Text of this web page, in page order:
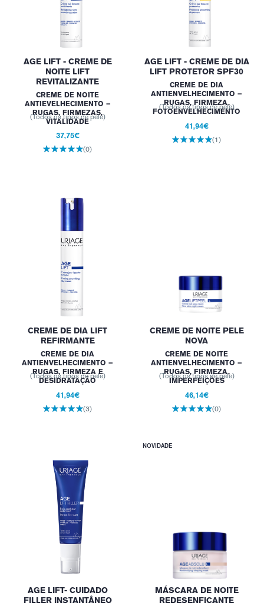
AGE LIFT - CREME DE
NOITE LIFT
REVITALIZANTE
CREME DE NOITE
ANTIEVELHECIMENTO –
RUGAS, FIRMEZAS,
VITALIDADE
(Todos os tipos de pele)
37,75€
(0)
AGE LIFT - CREME DE DIA
LIFT PROTETOR SPF30
CREME DE DIA
ANTIENVELHECIMENTO –
RUGAS, FIRMEZA,
FOTOENVELHECIMENTO
(Todos os tipos de pele)
41,94€
(1)
CREME DE DIA LIFT
REFIRMANTE
CREME DE DIA
ANTIENVELHECIMENTO –
RUGAS, FIRMEZA E
DESIDRATAÇÃO
(Todos os tipos de pele)
41,94€
(3)
CREME DE NOITE PELE
NOVA
CREME DE NOITE
ANTIENVELHECIMENTO –
RUGAS, FIRMEZA,
IMPERFEIÇÕES
(Todos os tipos de pele)
46,14€
(0)
AGE LIFT- CUIDADO
FILLER INSTANTÂNEO
NOVIDADE
MÁSCARA DE NOITE
REDESENFICANTE